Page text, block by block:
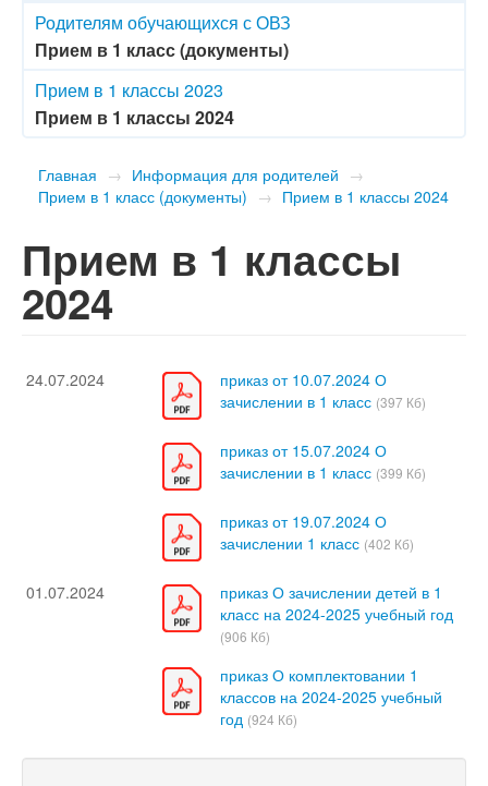
Родителям обучающихся с ОВЗ
Прием в 1 класс (документы)
Прием в 1 классы 2023
Прием в 1 классы 2024
Главная → Информация для родителей →
Прием в 1 класс (документы) → Прием в 1 классы 2024
Прием в 1 классы
2024
24.07.2024
приказ от 10.07.2024 О
зачислении в 1 класс (397 Кб)
приказ от 15.07.2024 О
зачислении в 1 класс (399 Кб)
приказ от 19.07.2024 О
зачислении 1 класс (402 Кб)
01.07.2024
приказ О зачислении детей в 1
класс на 2024-2025 учебный год
(906 Кб)
приказ О комплектовании 1
классов на 2024-2025 учебный
год (924 Кб)